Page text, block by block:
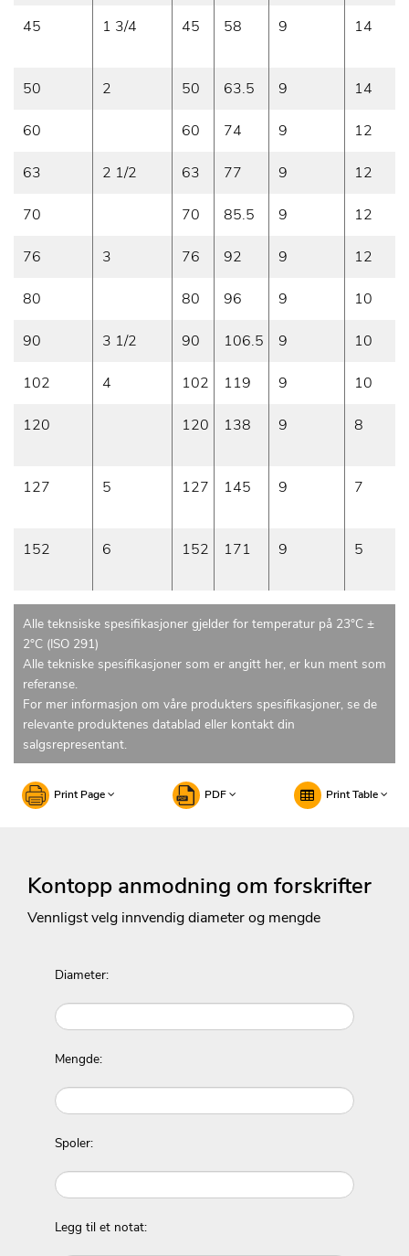
45 1 3/4 45 58 9 14
50 2 50 63.5 9 14
60 60 74 9 12
63 2 1/2 63 77 9 12
70 70 85.5 9 12
76 3 76 92 9 12
80 80 96 9 10
90 3 1/2 90 106.5 9 10
102 4 102 119 9 10
120 120 138 9 8
127 5 127 145 9 7
152 6 152 171 9 5
Alle teknsiske spesifikasjoner gjelder for temperatur på 23°C ±
2°C (ISO 291)
Alle tekniske spesifikasjoner som er angitt her, er kun ment som
referanse.
For mer informasjon om våre produkters spesifikasjoner, se de
relevante produktenes datablad eller kontakt din
salgsrepresentant.
Print Page PDF Print Table
Kontopp anmodning om forskrifter
Vennligst velg innvendig diameter og mengde
Diameter:
Mengde:
Spoler:
Legg til et notat: